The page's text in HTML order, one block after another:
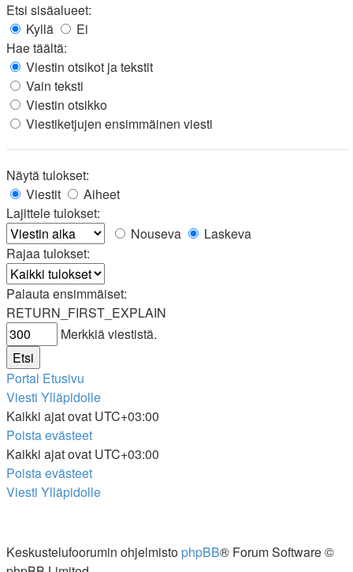
Etsi sisäalueet:
Kyllä
Ei
Hae täältä:
Viestin otsikot ja tekstit
Vain teksti
Viestin otsikko
Viestiketjujen ensimmäinen viesti
Näytä tulokset:
Viestit
Aiheet
Lajittele tulokset:
Nouseva
Laskeva
Rajaa tulokset:
Palauta ensimmäiset:
RETURN_FIRST_EXPLAIN
Merkkiä viestistä.
Portal Etusivu
Viesti Ylläpidolle
Kaikki ajat ovat UTC+03:00
Poista evästeet
Kaikki ajat ovat UTC+03:00
Poista evästeet
Viesti Ylläpidolle
Keskustelufoorumin ohjelmisto phpBB® Forum Software ©